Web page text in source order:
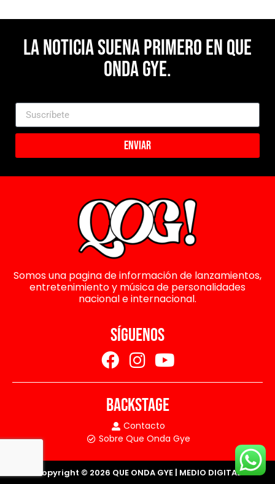
La noticia suena primero en Que
Onda Gye.
Enviar
Somos una pagina de información de lanzamientos,
entretenimiento y música de personalidades
nacional e internacional.
SÍGUENOS
BACKSTAGE
Contacto
Sobre Que Onda Gye
Copyright © 2026 QUE ONDA GYE | MEDIO DIGITAL